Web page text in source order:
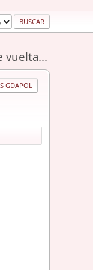
vuelta...
GDAPOL